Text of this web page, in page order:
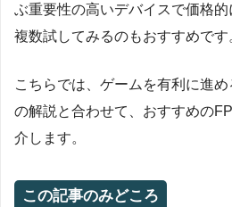
ぶ重要性の高いデバイスで価格的
複数試してみるのもおすすめです
こちらでは、ゲームを有利に進
の解説と合わせて、おすすめの
介します。
この記事のみどころ